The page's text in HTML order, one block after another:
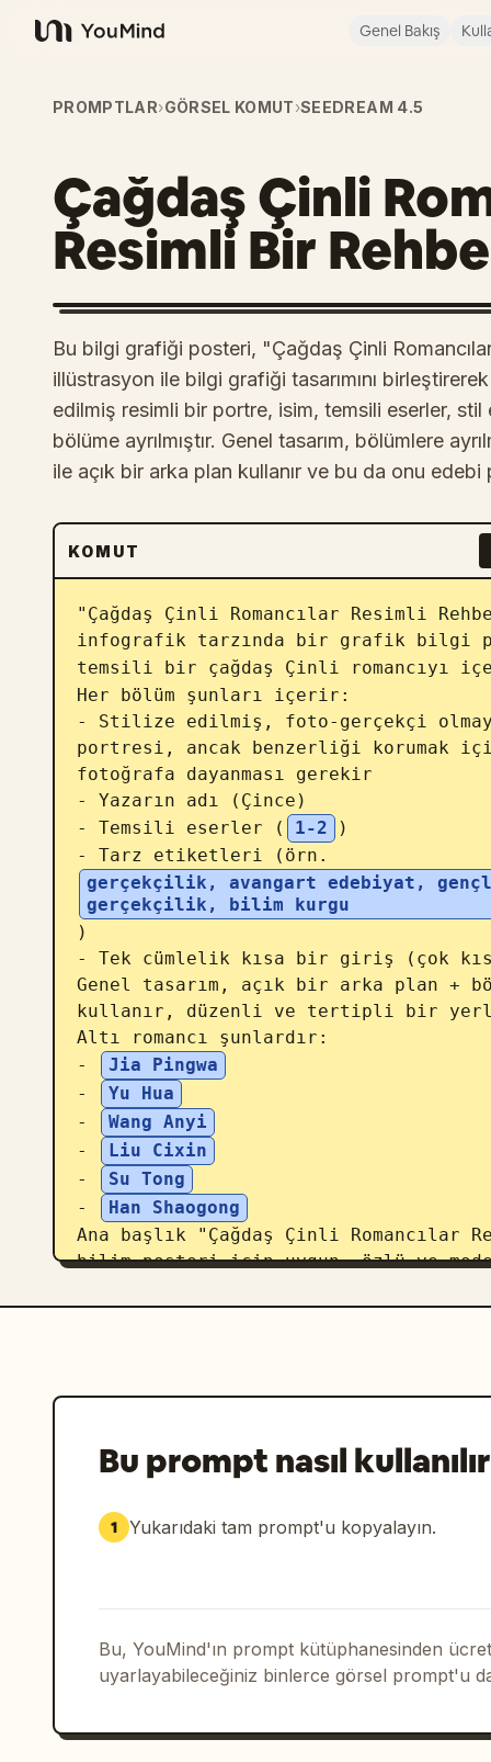
YouMind
Genel Bakış
PROMPTLAR›GÖRSEL KOMUT›SEEDREAM 4.5
Çağdaş Çinli
Resimli Bir
Bu bilgi grafiği posteri, "Çağdaş Çinli
illüstrasyon ile bilgi grafiği tasarımını
edilmiş resimli bir portre, isim, temsili eserler,
bölüme ayrılmıştır. Genel tasarım, bölümlere
ile açık bir arka plan kullanır ve bu da onu
KOMUT
"Çağdaş Çinli Romancılar Resimli
infografik tarzında bir grafik bilgi
temsili bir çağdaş Çinli romancıyı
Her bölüm şunları içerir:
- Stilize edilmiş, foto-gerçekçi
portresi, ancak benzerliği korumak
fotoğrafa dayanması gerekir
- Yazarın adı (Çince)
- Temsili eserler (
1-2
)
- Tarz etiketleri (örn.
gerçekçilik, avangart edebiyat,
gerçekçilik, bilim kurgu
)
- Tek cümlelik kısa bir giriş (çok
Genel tasarım, açık bir arka plan +
kullanır, düzenli ve tertipli bir
Altı romancı şunlardır:
-
Jia Pingwa
-
Yu Hua
-
Wang Anyi
-
Liu Cixin
-
Su Tong
-
Han Shaogong
Ana başlık "Çağdaş Çinli
bilim posteri için uygun, özlü ve
Bu prompt nasıl kullanılır
1 Yukarıdaki tam prompt'u kopyalayın.
Bu, YouMind'ın prompt kütüphanesinden
uyarlayabileceğiniz binlerce görsel prompt'u